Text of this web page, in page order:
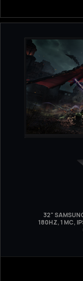
32"
180HZ, 1 МС,